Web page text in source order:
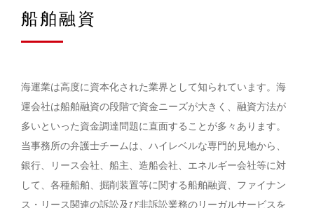
船舶融資
海運業は高度に資本化された業界として知られています。海
運会社は船舶融資の段階で資金ニーズが大きく、融資方法が
多いといった資金調達問題に直面することが多々あります。
当事務所の弁護士チームは、ハイレベルな専門的見地から、
銀行、リース会社、船主、造船会社、エネルギー会社等に対
して、各種船舶、掘削装置等に関する船舶融資、ファイナン
ス・リース関連の訴訟及び非訴訟業務のリーガルサービスを